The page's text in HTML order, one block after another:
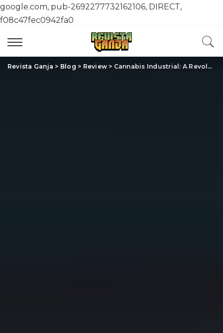
google.com, pub-2692277732162106, DIRECT,
f08c47fec0942fa0
Revista Ganja > Blog > Review > Cannabis Industrial: A Revolução Verde que Está Transformando Mercados